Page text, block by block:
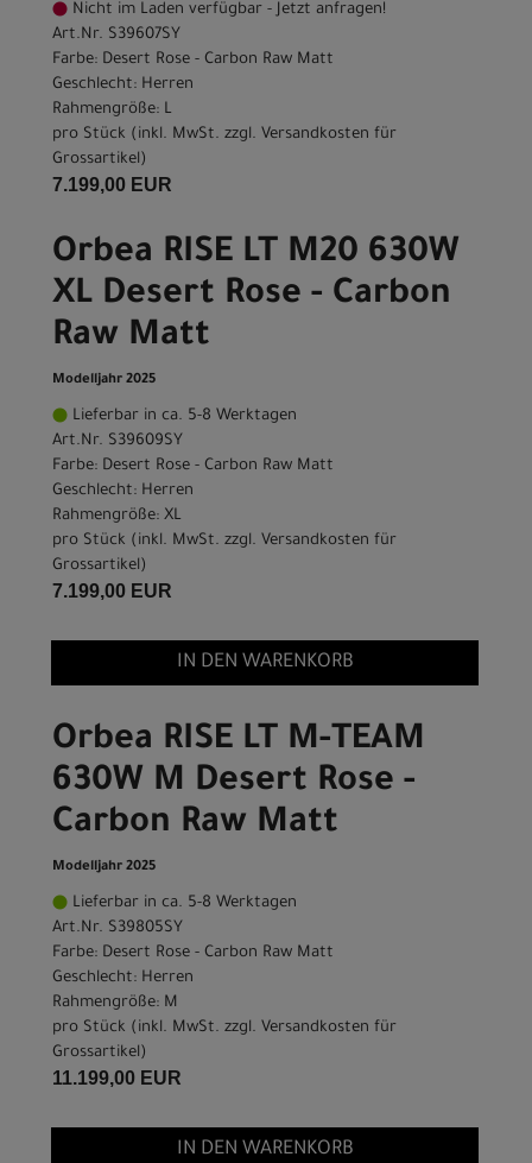
Nicht im Laden verfügbar - Jetzt anfragen!
Art.Nr. S39607SY
Farbe: Desert Rose - Carbon Raw Matt
Geschlecht: Herren
Rahmengröße: L
pro Stück (inkl. MwSt. zzgl. Versandkosten für
Grossartikel )
7.199,00 EUR
Orbea RISE LT M20 630W
XL Desert Rose - Carbon
Raw Matt
Modelljahr 2025
Lieferbar in ca. 5-8 Werktagen
Art.Nr. S39609SY
Farbe: Desert Rose - Carbon Raw Matt
Geschlecht: Herren
Rahmengröße: XL
pro Stück (inkl. MwSt. zzgl. Versandkosten für
Grossartikel )
7.199,00 EUR
IN DEN WARENKORB
Orbea RISE LT M-TEAM
630W M Desert Rose -
Carbon Raw Matt
Modelljahr 2025
Lieferbar in ca. 5-8 Werktagen
Art.Nr. S39805SY
Farbe: Desert Rose - Carbon Raw Matt
Geschlecht: Herren
Rahmengröße: M
pro Stück (inkl. MwSt. zzgl. Versandkosten für
Grossartikel )
11.199,00 EUR
IN DEN WARENKORB